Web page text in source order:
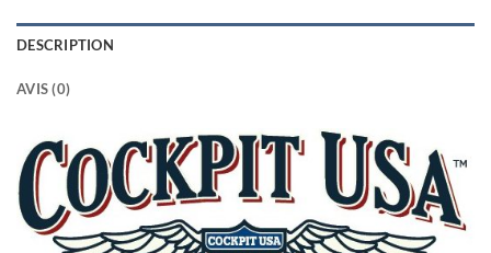
DESCRIPTION
AVIS (0)